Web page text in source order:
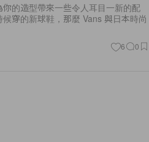
的造型帶來一些令人耳目一新的配
穿的新球鞋，那麼 Vans 與日本時尚
6 0